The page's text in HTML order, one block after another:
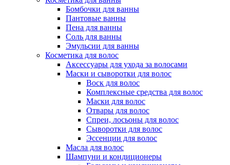
Бомбочки для ванны
Пантовые ванны
Пена для ванны
Соль для ванны
Эмульсии для ванны
Косметика для волос
Аксессуары для ухода за волосами
Маски и сыворотки для волос
Воск для волос
Комплексные средства для волос
Маски для волос
Отвары для волос
Спреи, лосьоны для волос
Сыворотки для волос
Эссенции для волос
Масла для волос
Шампуни и кондиционеры